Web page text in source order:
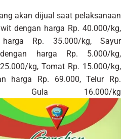
akan dijual saat pelaksanaan
dengan harga Rp. 40.000/kg,
Rp. 35.000/kg, Sayur
dengan harga Rp. 5.000/kg,
kg, Tomat Rp. 15.000/kg,
harga Rp. 69.000, Telur Rp.
Gula 16.000/kg